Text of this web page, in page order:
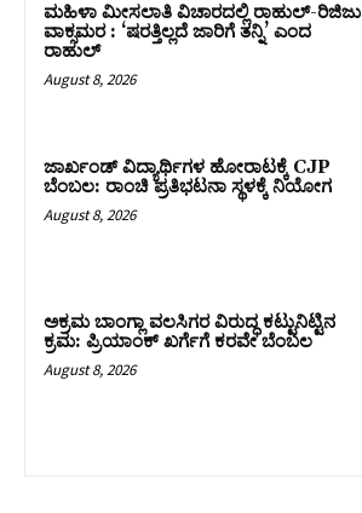
ಮಹಿಳಾ ಮೀಸಲಾತಿ ವಿಚಾರದಲ್ಲಿ ರಾಹುಲ್‌-ರಿಜಿಜು
ವಾಕ್ಸಮರ : ‘ಷರತ್ತಿಲ್ಲದೆ ಜಾರಿಗೆ ತನ್ನಿ’ ಎಂದ
ರಾಹುಲ್‌
August 8, 2026
ಜಾರ್ಖಂಡ್‌ ವಿದ್ಯಾರ್ಥಿಗಳ ಹೋರಾಟಕ್ಕೆ CJP
ಬೆಂಬಲ: ರಾಂಚಿ ಪ್ರತಿಭಟನಾ ಸ್ಥಳಕ್ಕೆ ನಿಯೋಗ
August 8, 2026
ಅಕ್ರಮ ಬಾಂಗ್ಲಾ ವಲಸಿಗರ ವಿರುದ್ಧ ಕಟ್ಟುನಿಟ್ಟಿನ
ಕ್ರಮ: ಪ್ರಿಯಾಂಕ್ ಖರ್ಗೆಗೆ ಕರವೇ ಬೆಂಬಲ
August 8, 2026